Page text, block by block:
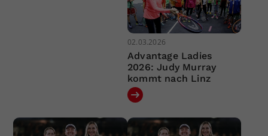
02.03.2026
Advantage Ladies
2026: Judy Murray
kommt nach Linz